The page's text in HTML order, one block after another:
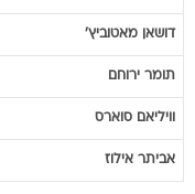
דושאן מאטוביץ'
תומר ירוחם
וויליאם סוארס
אביתר אילוז